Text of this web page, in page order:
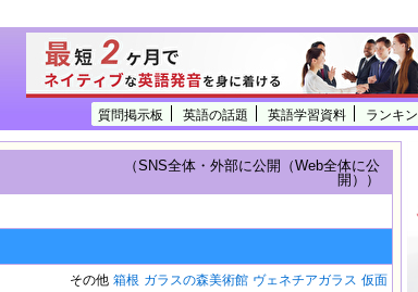
質問掲示板 英語の話題 英語学習資料 ランキ
（SNS全体・外部に公開（Web全体に公
開））
その他 箱根 ガラスの森美術館 ヴェネチアガラス 仮面